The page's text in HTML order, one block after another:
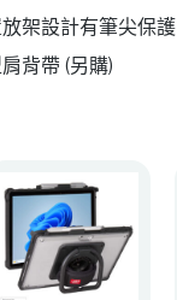
架設計有筆尖保護
背帶 (另購)